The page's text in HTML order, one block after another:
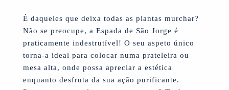
É daqueles que deixa todas as plantas murchar?
Não se preocupe, a Espada de São Jorge é
praticamente indestrutível! O seu aspeto único
torna-a ideal para colocar numa prateleira ou
mesa alta, onde possa apreciar a estética
enquanto desfruta da sua ação purificante.